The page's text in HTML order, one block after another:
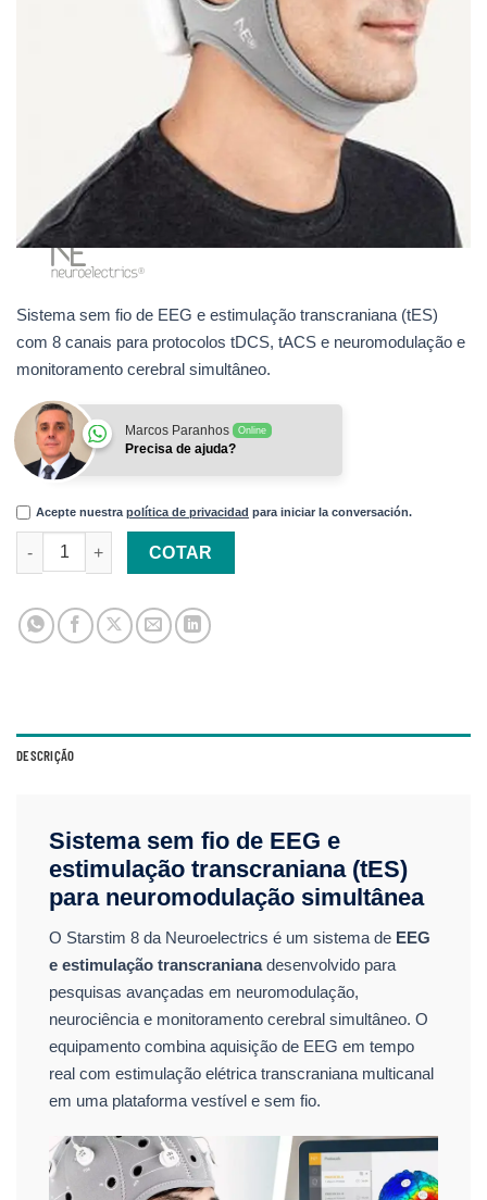
Sistema sem fio de EEG e estimulação transcraniana (tES)
com 8 canais para protocolos tDCS, tACS e neuromodulação e
monitoramento cerebral simultâneo.
Marcos Paranhos Online
Precisa de ajuda?
Acepte nuestra política de privacidad para iniciar la conversación.
Starstim 8 – EEG e Estimulação Transcraniana de 8 Canais
COTAR
DESCRIÇÃO
Sistema sem fio de EEG e
estimulação transcraniana (tES)
para neuromodulação simultânea
O Starstim 8 da Neuroelectrics é um sistema de EEG
e estimulação transcranianadesenvolvido para
pesquisas avançadas em neuromodulação,
neurociência e monitoramento cerebral simultâneo. O
equipamento combina aquisição de EEG em tempo
real com estimulação elétrica transcraniana multicanal
em uma plataforma vestível e sem fio.